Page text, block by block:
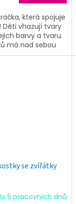
která spojuje
Děti vhazují tvary
barvy a tvaru.
má nad sebou
barevně...
se zvířátky
5 pracovních dnů